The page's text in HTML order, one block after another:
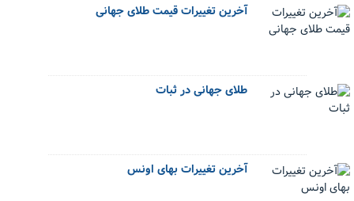
آخرین تغییرات قیمت طلای جهانی
طلای جهانی در ثبات
آخرین تغییرات بهای اونس